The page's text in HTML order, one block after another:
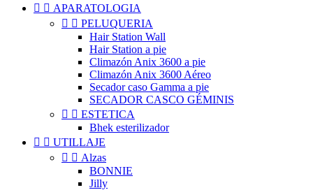
  APARATOLOGIA
  PELUQUERIA
Hair Station Wall
Hair Station a pie
Climazón Anix 3600 a pie
Climazón Anix 3600 Aéreo
Secador caso Gamma a pie
SECADOR CASCO GÉMINIS
  ESTETICA
Bhek esterilizador
  UTILLAJE
  Alzas
BONNIE
Jilly